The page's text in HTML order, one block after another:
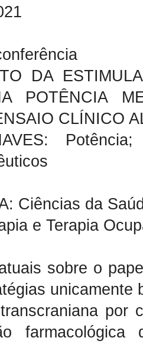
DA
POTÊNCIA
CLÍNICO
Ciências da
e Terapia
sobre o
unicamente
por
farmacológica